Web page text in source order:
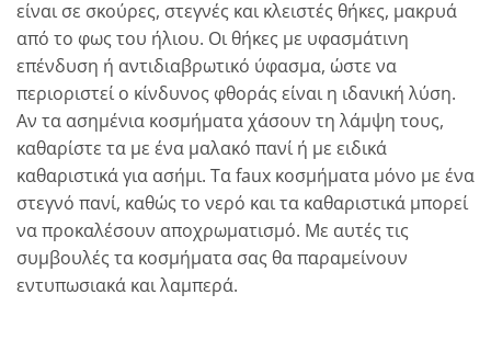
είναι σε σκούρες, στεγνές και κλειστές θήκες, μακρυά
από το φως του ήλιου. Οι θήκες με υφασμάτινη
επένδυση ή αντιδιαβρωτικό ύφασμα, ώστε να
περιοριστεί ο κίνδυνος φθοράς είναι η ιδανική λύση.
Αν τα ασημένια κοσμήματα χάσουν τη λάμψη τους,
καθαρίστε τα με ένα μαλακό πανί ή με ειδικά
καθαριστικά για ασήμι. Τα faux κοσμήματα μόνο με ένα
στεγνό πανί, καθώς το νερό και τα καθαριστικά μπορεί
να προκαλέσουν αποχρωματισμό. Με αυτές τις
συμβουλές τα κοσμήματα σας θα παραμείνουν
εντυπωσιακά και λαμπερά.